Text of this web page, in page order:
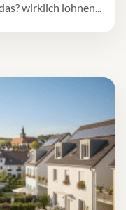
wirklich lohnen...